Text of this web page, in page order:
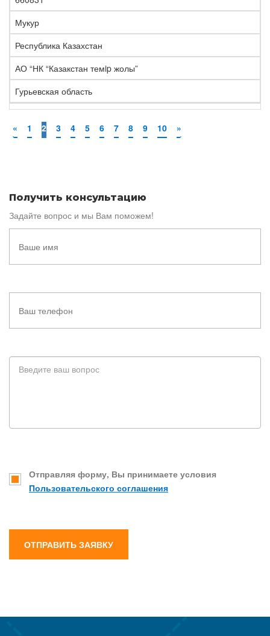
Мукур
Республика Казахстан
АО “НК “Казакстан темip жолы”
Гурьевская область
« 1 2 3 4 5 6 7 8 9 10 »
Получить консультацию
Задайте вопрос и мы Вам поможем!
Отправляя форму, Вы принимаете условия
Пользовательского соглашения
ОТПРАВИТЬ ЗАЯВКУ